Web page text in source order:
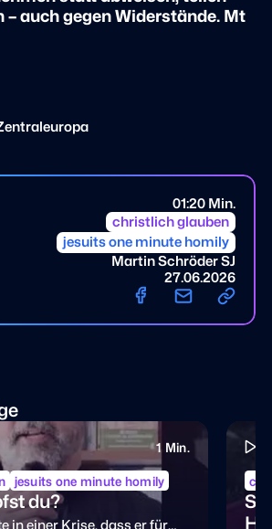
01:20 Min.
christlich glauben
jesuits one minute homily
Martin Schröder SJ
27.06.2026
auch gegen Widerstände. Mt
1 Min.
jesuits one minute homily
du?
in einer Krise, dass er für